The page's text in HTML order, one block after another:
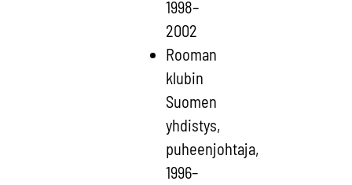
1998–
2002
Rooman
klubin
Suomen
yhdistys,
puheenjohtaja,
1996–